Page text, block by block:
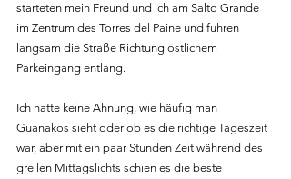
starteten mein Freund und ich am Salto Grande
im Zentrum des Torres del Paine und fuhren
langsam die Straße Richtung östlichem
Parkeingang entlang.
Ich hatte keine Ahnung, wie häufig man
Guanakos sieht oder ob es die richtige Tageszeit
war, aber mit ein paar Stunden Zeit während des
grellen Mittagslichts schien es die beste